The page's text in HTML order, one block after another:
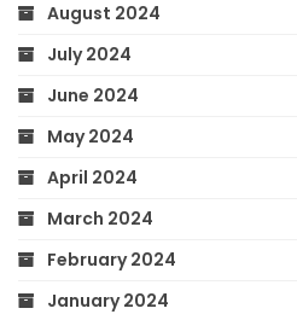
August 2024
July 2024
June 2024
May 2024
April 2024
March 2024
February 2024
January 2024